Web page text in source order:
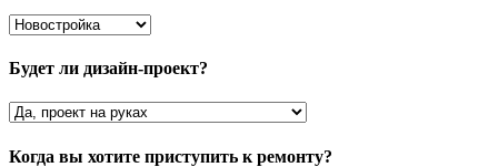
Будет ли дизайн-проект?
Когда вы хотите приступить к ремонту?